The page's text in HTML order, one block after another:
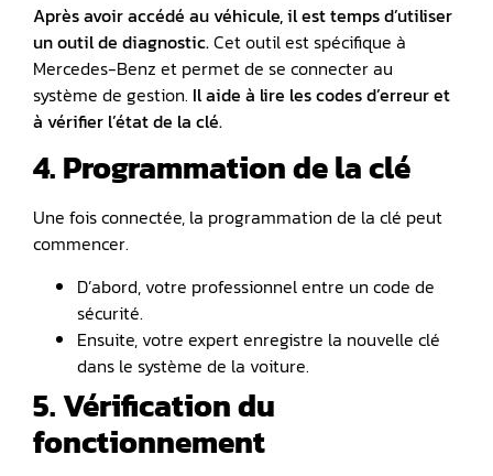
Après avoir accédé au véhicule, il est temps d’utiliser
unoutil de diagnostic.Cet outil est spécifique à
Mercedes-Benz et permet de se connecter au
système de gestion. Il aide à lire les codes d’erreur et
à vérifier l’état de la clé.
4. Programmation de la clé
Une fois connectée, la programmation de la clé peut
commencer.
D’abord, votre professionnel entre un code de
sécurité.
Ensuite, votre expert enregistre la nouvelle clé
dans le système de la voiture.
5. Vérification du
fonctionnement